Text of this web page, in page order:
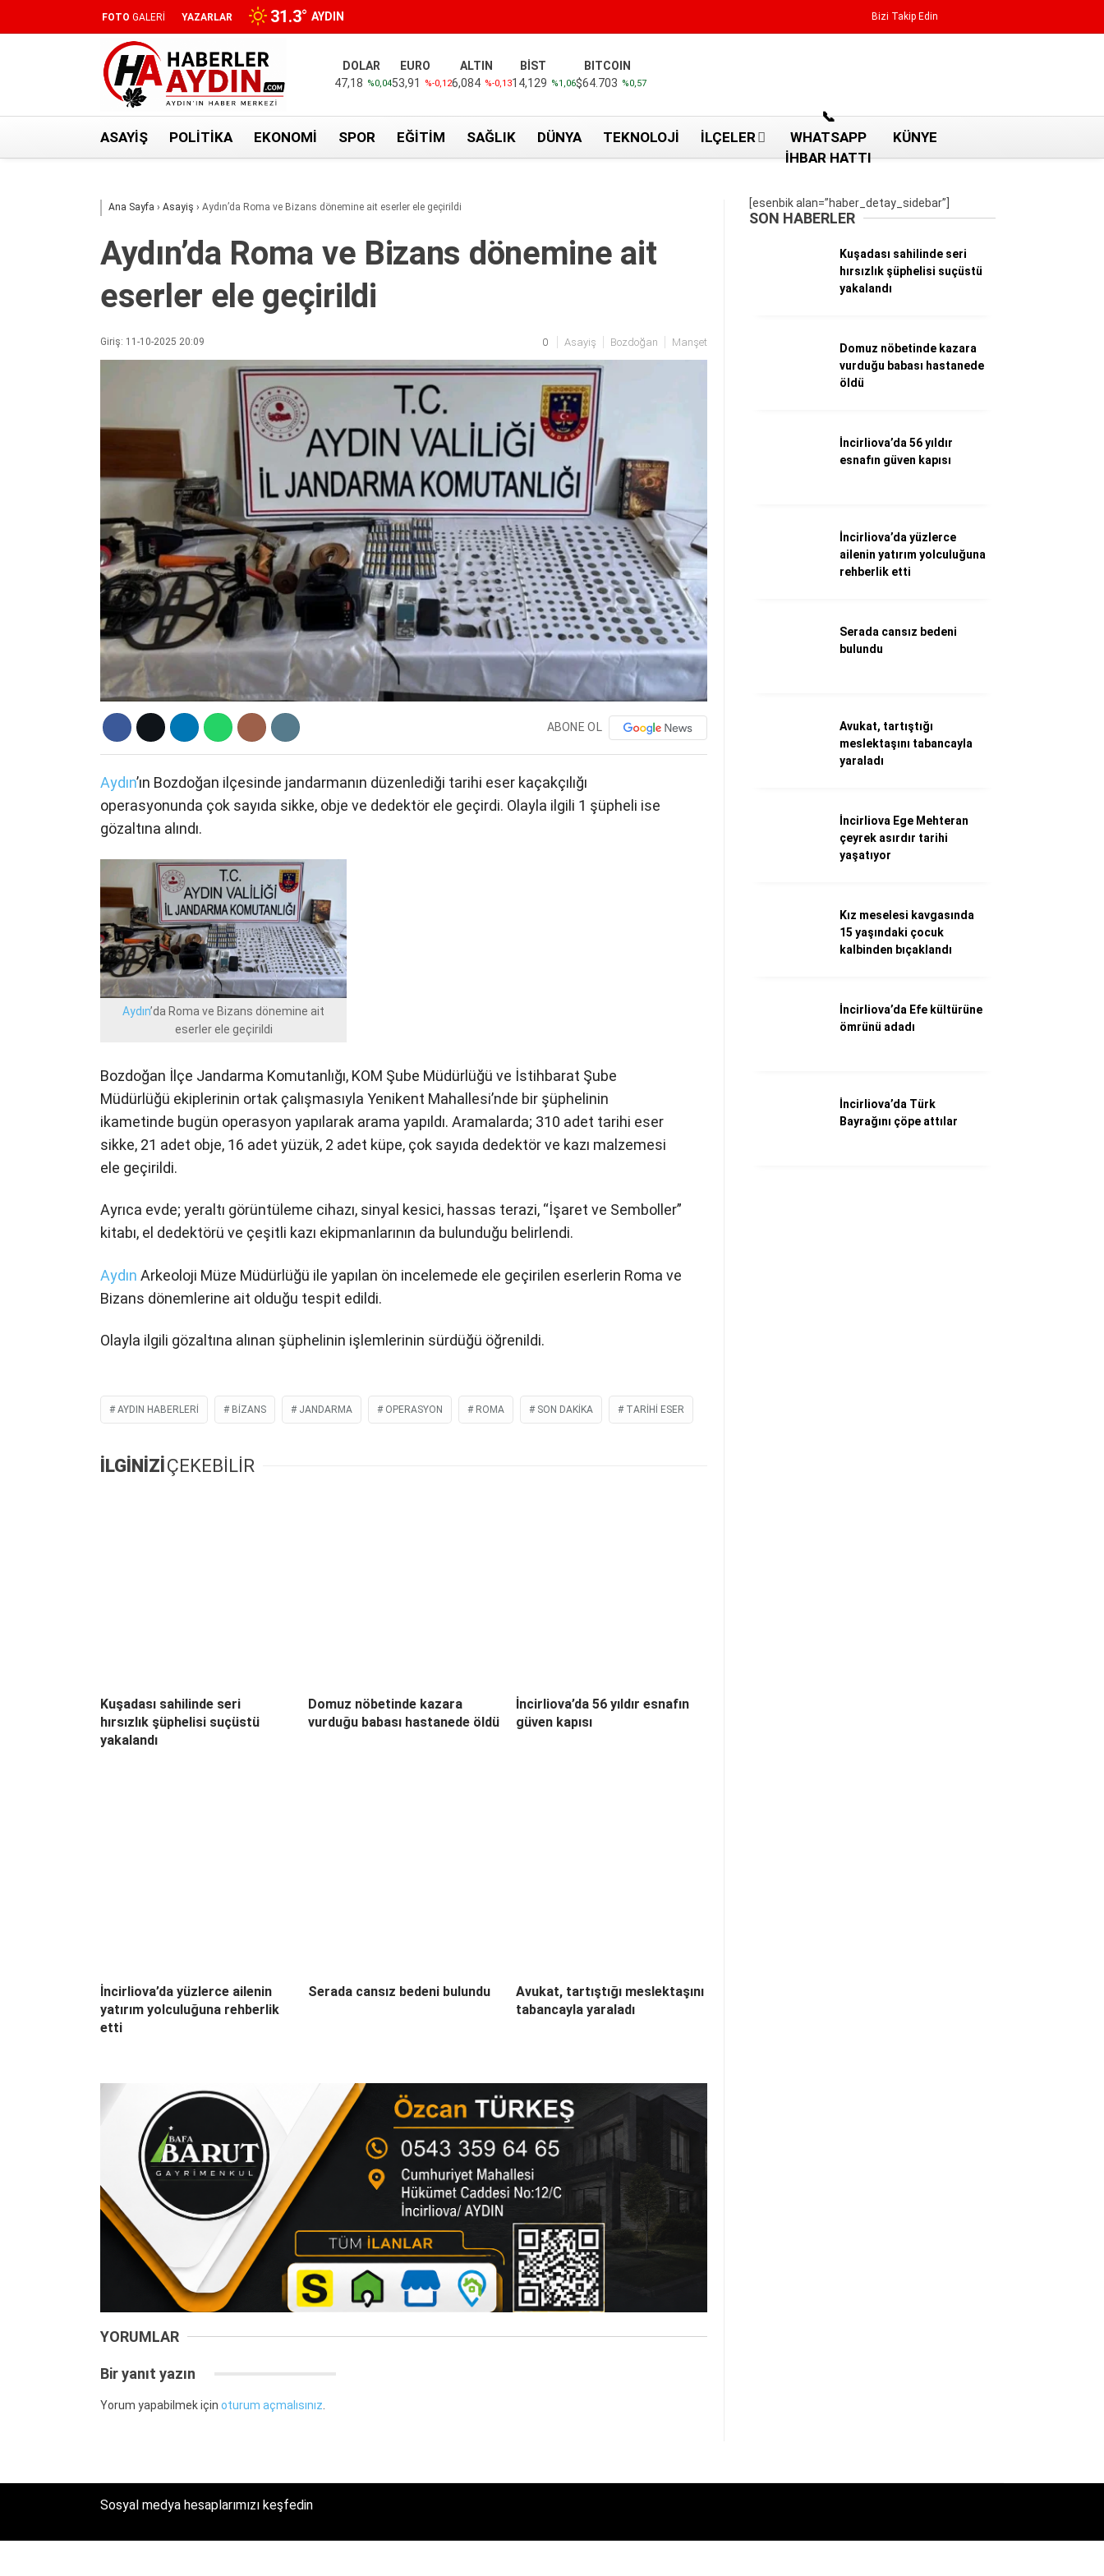
Aydın nöbetçi eczaneler
Aydın Sinema salonları
Künye
Nöbetçi Eczaneler
Süper Lig Puan Durumu
WhatsApp İhbar Hattı
FOTO GALERİ YAZARLAR 31.3° AYDIN Bizi Takip Edin
DOLAR
47,18 %0,04
EURO
53,91
%-0,12
ALTIN
6,084 %-0,13
BİST
14,129 %1,06
BITCOIN
$64.703 %0,57
ASAYIŞ POLITIKA EKONOMI SPOR EĞITIM SAĞLIK DÜNYA TEKNOLOJI İLÇELER
📞
WHATSAPP
İHBAR HATTI
KÜNYE
Ana Sayfa › Asayiş › Aydın’da Roma ve Bizans dönemine ait eserler ele geçirildi
Aydın’da Roma ve Bizans dönemine ait
eserler ele geçirildi
Giriş: 11-10-2025 20:09 0 Asayiş Bozdoğan Manşet
ABONE OL
Aydın’ın Bozdoğan ilçesinde jandarmanın düzenlediği tarihi eser kaçakçılığı
operasyonunda çok sayıda sikke, obje ve dedektör ele geçirdi. Olayla ilgili 1 şüpheli ise
gözaltına alındı.
Aydın’da Roma ve Bizans dönemine ait
eserler ele geçirildi
Bozdoğan İlçe Jandarma Komutanlığı, KOM Şube Müdürlüğü ve İstihbarat Şube
Müdürlüğü ekiplerinin ortak çalışmasıyla Yenikent Mahallesi’nde bir şüphelinin
ikametinde bugün operasyon yapılarak arama yapıldı. Aramalarda; 310 adet tarihi eser
sikke, 21 adet obje, 16 adet yüzük, 2 adet küpe, çok sayıda dedektör ve kazı malzemesi
ele geçirildi.
Ayrıca evde; yeraltı görüntüleme cihazı, sinyal kesici, hassas terazi, “İşaret ve Semboller”
kitabı, el dedektörü ve çeşitli kazı ekipmanlarının da bulunduğu belirlendi.
Aydın Arkeoloji Müze Müdürlüğü ile yapılan ön incelemede ele geçirilen eserlerin Roma ve
Bizans dönemlerine ait olduğu tespit edildi.
Olayla ilgili gözaltına alınan şüphelinin işlemlerinin sürdüğü öğrenildi.
AYDIN HABERLERI BIZANS JANDARMA OPERASYON ROMA SON DAKIKA TARIHI ESER
İLGİNİZİ ÇEKEBİLİR
Kuşadası sahilinde seri
hırsızlık şüphelisi suçüstü
yakalandı
Domuz nöbetinde kazara
vurduğu babası hastanede öldü
İncirliova’da 56 yıldır esnafın
güven kapısı
İncirliova’da yüzlerce ailenin
yatırım yolculuğuna rehberlik
etti
Serada cansız bedeni bulundu
Avukat, tartıştığı meslektaşını
tabancayla yaraladı
YORUMLAR
Bir yanıt yazın
Yorum yapabilmek için oturum açmalısınız
[esenbik alan=”haber_detay_sidebar”]
SON HABERLER
Kuşadası sahilinde seri
hırsızlık şüphelisi suçüstü
yakalandı
Domuz nöbetinde kazara
vurduğu babası hastanede
öldü
İncirliova’da 56 yıldır
esnafın güven kapısı
İncirliova’da yüzlerce
ailenin yatırım yolculuğuna
rehberlik etti
Serada cansız bedeni
bulundu
Avukat, tartıştığı
meslektaşını tabancayla
yaraladı
İncirliova Ege Mehteran
çeyrek asırdır tarihi
yaşatıyor
Kız meselesi kavgasında
15 yaşındaki çocuk
kalbinden bıçaklandı
İncirliova’da Efe kültürüne
ömrünü adadı
İncirliova’da Türk
Bayrağını çöpe attılar
Sosyal medya hesaplarımızı keşfedin